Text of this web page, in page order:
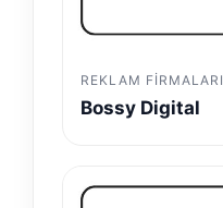
REKLAM FIRMALARI
Bossy Digital